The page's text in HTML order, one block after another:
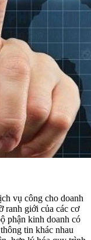
vụ công cho doanh
ranh giới của các cơ
phận kinh doanh có
tin khác nhau